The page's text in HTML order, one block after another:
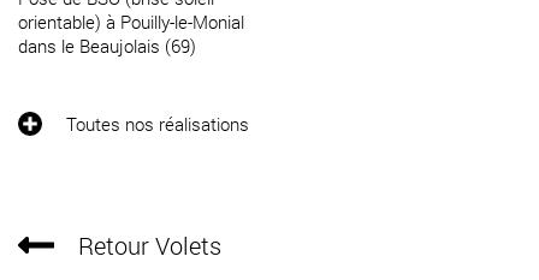
orientable) à Pouilly-le-Monial
dans le Beaujolais (69)
Toutes nos réalisations
Retour Volets